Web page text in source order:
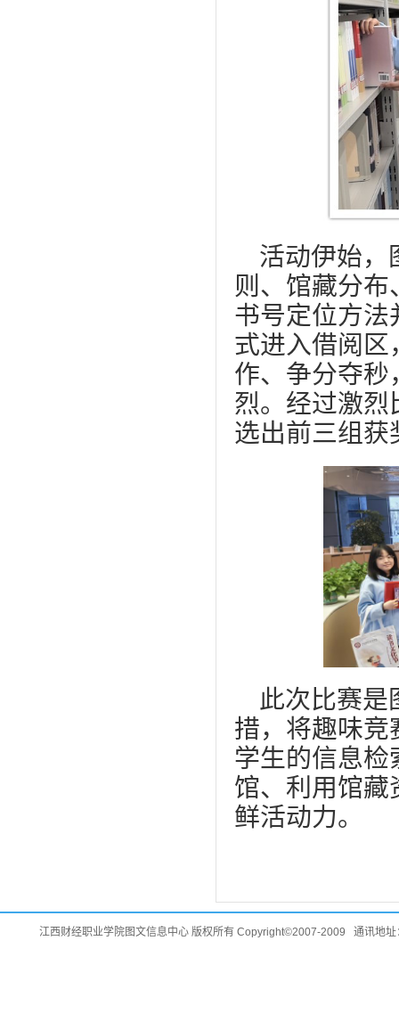
活动伊始，
则、馆藏分
书号定位方法
式进入借阅区
作、争分夺秒
烈。经过激烈
选出前三组获
此次比赛是
措，将趣味竞
学生的信息检
馆、利用馆藏
鲜活动力。
江西财经职业学院图文信息中心 版权所有 Copyright©2007-2009 通讯地